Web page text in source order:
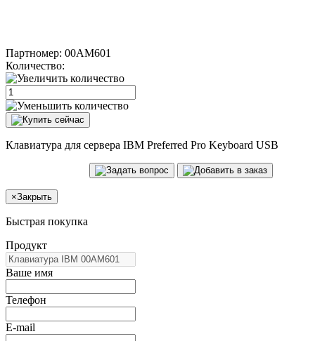
Партномер: 00AM601
Количество:
Клавиатура для сервера IBM Preferred Pro Keyboard USB
×Закрыть
Быстрая покупка
Продукт
Ваше имя
Телефон
E-mail